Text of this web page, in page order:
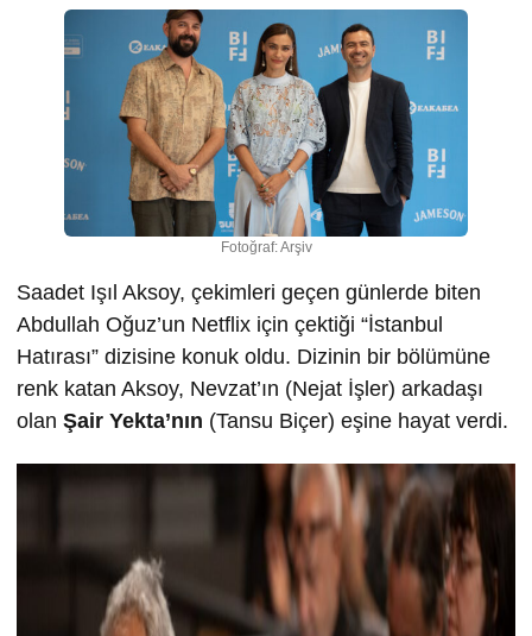
Fotoğraf: Arşiv
Saadet Işıl Aksoy, çekimleri geçen günlerde biten
Abdullah Oğuz’un Netflix için çektiği “İstanbul
Hatırası” dizisine konuk oldu. Dizinin bir bölümüne
renk katan Aksoy, Nevzat’ın (Nejat İşler) arkadaşı
olan Şair Yekta’nın (Tansu Biçer) eşine hayat verdi.